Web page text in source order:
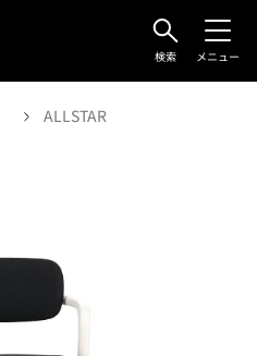
検索 メニュー
ALLSTAR